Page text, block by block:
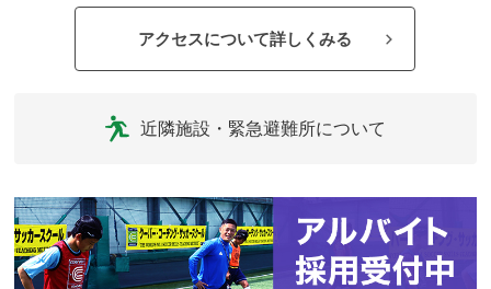
アクセスについて詳しくみる
近隣施設・緊急避難所について